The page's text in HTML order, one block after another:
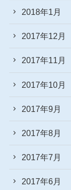
2018年1月
2017年12月
2017年11月
2017年10月
2017年9月
2017年8月
2017年7月
2017年6月